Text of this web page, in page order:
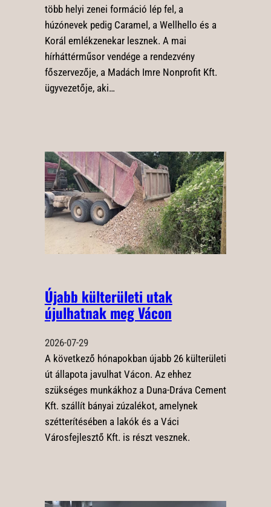
több helyi zenei formáció lép fel, a
húzónevek pedig Caramel, a Wellhello és a
Korál emlékzenekar lesznek. A mai
hírháttérműsor vendége a rendezvény
főszervezője, a Madách Imre Nonprofit Kft.
ügyvezetője, aki…
Újabb külterületi utak
újulhatnak meg Vácon
2026-07-29
A következő hónapokban újabb 26 külterületi
út állapota javulhat Vácon. Az ehhez
szükséges munkákhoz a Duna-Dráva Cement
Kft. szállít bányai zúzalékot, amelynek
szétterítésében a lakók és a Váci
Városfejlesztő Kft. is részt vesznek.